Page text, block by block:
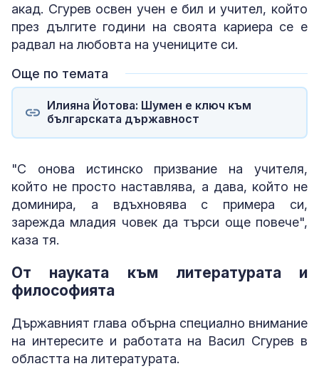
акад. Сгурев освен учен е бил и учител, който
през дългите години на своята кариера се е
радвал на любовта на учениците си.
Още по темата
Илияна Йотова: Шумен е ключ към
българската държавност
"С онова истинско призвание на учителя,
който не просто наставлява, а дава, който не
доминира, а вдъхновява с примера си,
зарежда младия човек да търси още повече",
каза тя.
От науката към литературата и
философията
Държавният глава обърна специално внимание
на интересите и работата на Васил Сгурев в
областта на литературата.